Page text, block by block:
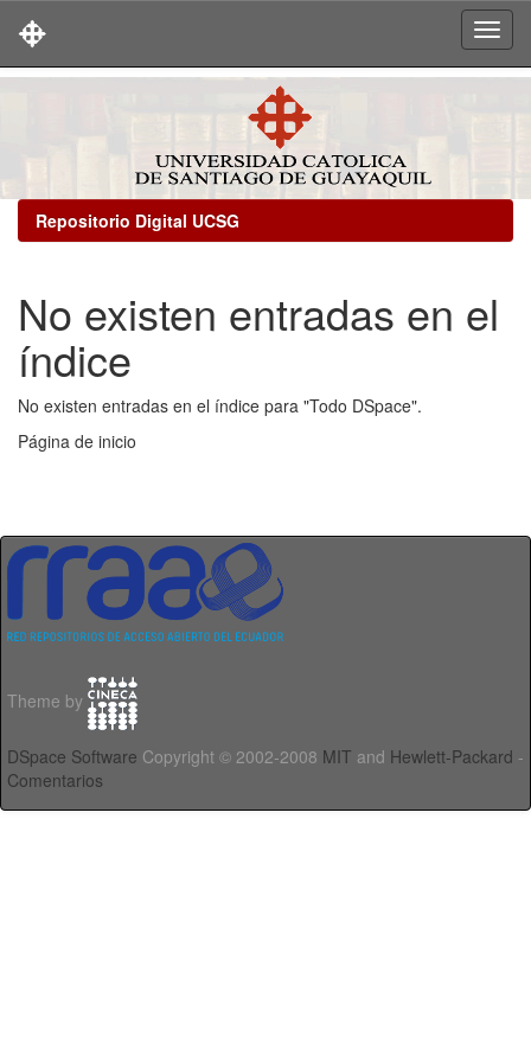
Repositorio Digital UCSG
No existen entradas en el
índice
No existen entradas en el índice para "Todo DSpace".
Página de inicio
Theme by
DSpace Software Copyright © 2002-2008 MIT and Hewlett-Packard -
Comentarios